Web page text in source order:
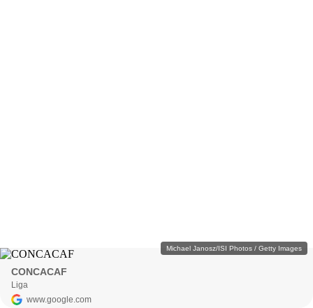
Michael Janosz/ISI Photos / Getty Images
CONCACAF
Liga
www.google.com